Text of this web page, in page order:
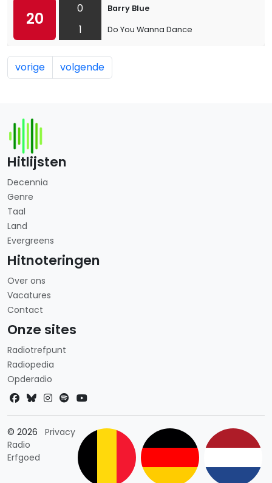
20
0
1
Barry Blue
Do You Wanna Dance
vorige volgende
Hitlijsten
Decennia
Genre
Taal
Land
Evergreens
Hitnoteringen
Over ons
Vacatures
Contact
Onze sites
Radiotrefpunt
Radiopedia
Opderadio
© 2026
Radio
Erfgoed
PrivacyLandkeuze